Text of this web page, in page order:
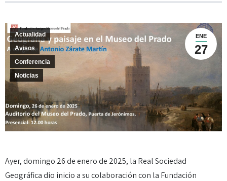
ENE
27
Actualidad
Avisos
Conferencia
Noticias
Ayer, domingo 26 de enero de 2025, la Real Sociedad
Geográfica dio inicio a su colaboración con la Fundación